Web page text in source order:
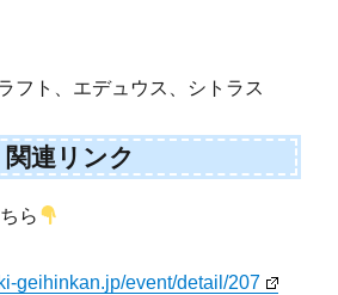
フト、エデュウス、シトラス
関連リンク
ら
geihinkan.jp/event/detail/207